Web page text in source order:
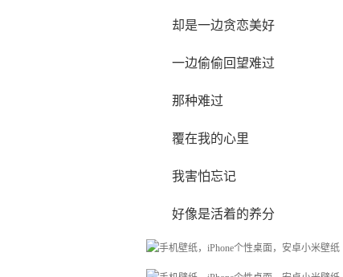
却是一边贪恋美好
一边偷偷回望难过
那种难过
覆在我的心里
我害怕忘记
好像是活着的养分